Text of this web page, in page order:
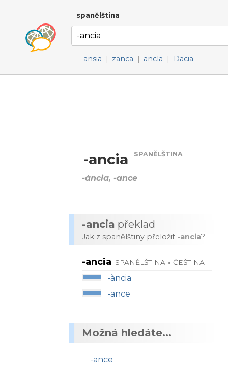
spanělština
ansia | zanca | ancla | Dacia
-ancia SPANĚLŠTINA
-ància, -ance
-ancia překlad
Jak z spanělštiny přeložit -ancia?
-ancia SPANĚLŠTINA » ČEŠTINA
-ància
-ance
Možná hledáte...
-ance